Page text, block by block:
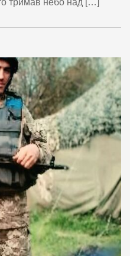
тримав небо над […]